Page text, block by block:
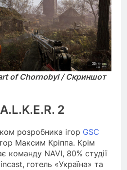
of Chornobyl / Скриншот
2
розробника ігор GSC
Максим Кріппа. Крім
команду NAVI, 80% студії
готель «Україна» та